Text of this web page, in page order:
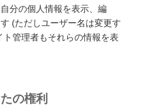
分の個人情報を表示、編
(ただしユーザー名は変更す
ト管理者もそれらの情報を表
の権利